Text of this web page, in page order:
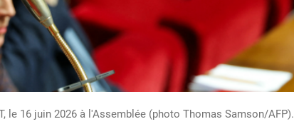
le 16 juin 2026 à l'Assemblée (photo Thomas Samson/AFP).